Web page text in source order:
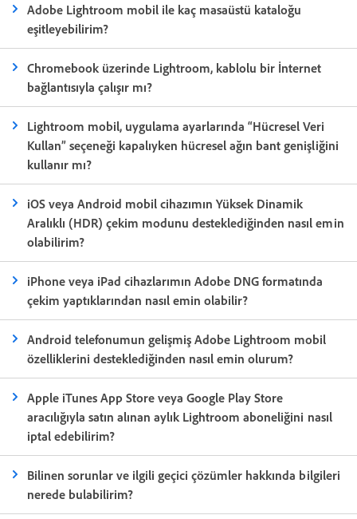
Adobe Lightroom mobil ile kaç masaüstü kataloğu
eşitleyebilirim?
Chromebook üzerinde Lightroom, kablolu bir İnternet
bağlantısıyla çalışır mı?
Lightroom mobil, uygulama ayarlarında “Hücresel Veri
Kullan” seçeneği kapalıyken hücresel ağın bant genişliğini
kullanır mı?
iOS veya Android mobil cihazımın Yüksek Dinamik
Aralıklı (HDR) çekim modunu desteklediğinden nasıl emin
olabilirim?
iPhone veya iPad cihazlarımın Adobe DNG formatında
çekim yaptıklarından nasıl emin olabilir?
Android telefonumun gelişmiş Adobe Lightroom mobil
özelliklerini desteklediğinden nasıl emin olurum?
Apple iTunes App Store veya Google Play Store
aracılığıyla satın alınan aylık Lightroom aboneliğini nasıl
iptal edebilirim?
Bilinen sorunlar ve ilgili geçici çözümler hakkında bilgileri
nerede bulabilirim?